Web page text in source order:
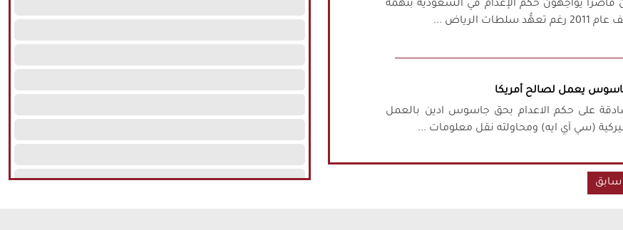
قاصرًا يواجهون حكم الإعدام في السعودية بتهمة
الرياض ...
جاسوس يعمل لصالح أمريكا
على حكم الاعدام بحق جاسوس ادين بالعمل
(سي آي ايه) ومحاولته نقل معلومات ...
سابق